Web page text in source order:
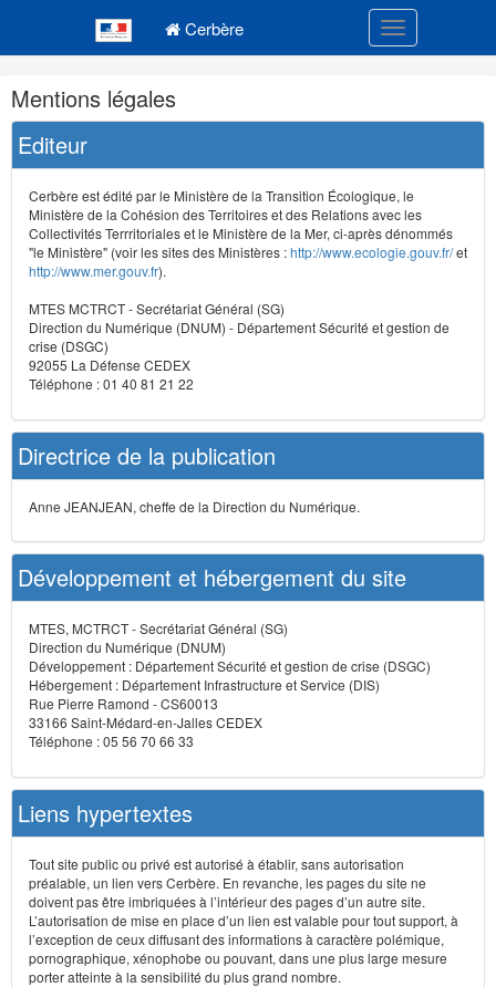
Cerbère Toggle
Navigation
et
outils
annexes
Mentions légales
Editeur
Cerbère est édité par le Ministère de la Transition Écologique, le
Ministère de la Cohésion des Territoires et des Relations avec les
Collectivités Terrritoriales et le Ministère de la Mer, ci-après dénommés
"le Ministère" (voir les sites des Ministères :http://www.ecologie.gouv.fr/et
http://www.mer.gouv.fr).
MTES MCTRCT - Secrétariat Général (SG)
Direction du Numérique (DNUM) - Département Sécurité et gestion de
crise (DSGC)
92055 La Défense CEDEX
Téléphone : 01 40 81 21 22
Directrice de la publication
Anne JEANJEAN, cheffe de la Direction du Numérique.
Développement et hébergement du site
MTES, MCTRCT - Secrétariat Général (SG)
Direction du Numérique (DNUM)
Développement : Département Sécurité et gestion de crise (DSGC)
Hébergement : Département Infrastructure et Service (DIS)
Rue Pierre Ramond - CS60013
33166 Saint-Médard-en-Jalles CEDEX
Téléphone : 05 56 70 66 33
Liens hypertextes
Tout site public ou privé est autorisé à établir, sans autorisation
préalable, un lien vers Cerbère. En revanche, les pages du site ne
doivent pas être imbriquées à l’intérieur des pages d’un autre site.
L’autorisation de mise en place d’un lien est valable pour tout support, à
l’exception de ceux diffusant des informations à caractère polémique,
pornographique, xénophobe ou pouvant, dans une plus large mesure
porter atteinte à la sensibilité du plus grand nombre.